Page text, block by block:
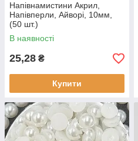
Напівнамистини Акрил,
Напівперли, Айворі, 10мм,
(50 шт.)
В наявності
25,28 ₴
Купити